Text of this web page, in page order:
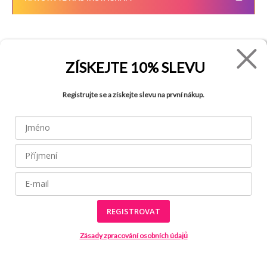
Kariéra
Obchody
Blog
Ako reklamovať tovar
Tabuľka veľkostí
Všetky práva vyhradené © 2026
ZÍSKEJTE 10% SLEVU
Registrujte se a získejte slevu na první nákup.
REGISTROVAT
Zásady zpracování osobních údajů